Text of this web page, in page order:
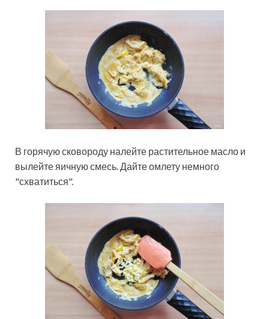
В горячую сковороду налейте растительное масло и
вылейте яичную смесь. Дайте омлету немного
"схватиться".